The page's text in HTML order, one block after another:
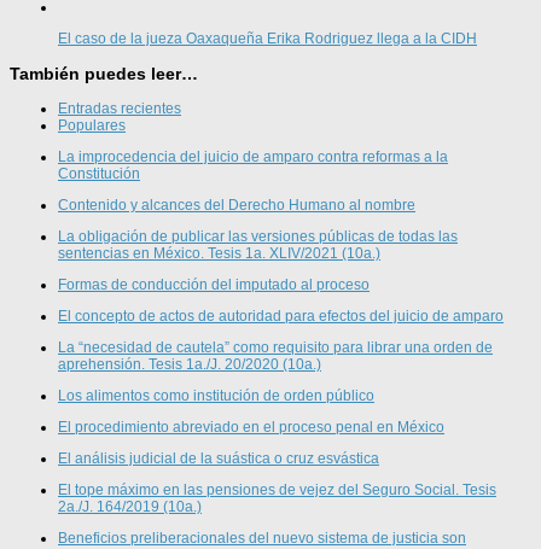
El caso de la jueza Oaxaqueña Erika Rodriguez llega a la CIDH
También puedes leer…
Entradas recientes
Populares
La improcedencia del juicio de amparo contra reformas a la
Constitución
Contenido y alcances del Derecho Humano al nombre
La obligación de publicar las versiones públicas de todas las
sentencias en México. Tesis 1a. XLIV/2021 (10a.)
Formas de conducción del imputado al proceso
El concepto de actos de autoridad para efectos del juicio de amparo
La “necesidad de cautela” como requisito para librar una orden de
aprehensión. Tesis 1a./J. 20/2020 (10a.)
Los alimentos como institución de orden público
El procedimiento abreviado en el proceso penal en México
El análisis judicial de la suástica o cruz esvástica
El tope máximo en las pensiones de vejez del Seguro Social. Tesis
2a./J. 164/2019 (10a.)
Beneficios preliberacionales del nuevo sistema de justicia son